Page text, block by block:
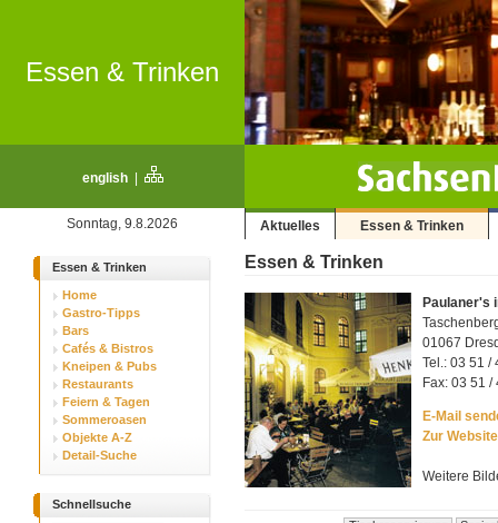
Essen & Trinken
english|
Sonntag, 9.8.2026 Aktuelles Essen & Trinken
Essen & Trinken
Home
Gastro-Tipps
Bars
Cafés & Bistros
Kneipen & Pubs
Restaurants
Feiern & Tagen
Sommeroasen
Objekte A-Z
Detail-Suche
Schnellsuche
Essen & Trinken
Paulaner's
01067
Tel.: 03 51 /
Fax: 03 51 /
E-Mail
Zur Website
Weitere